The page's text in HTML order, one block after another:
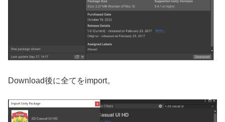
Download後に全てをimport。